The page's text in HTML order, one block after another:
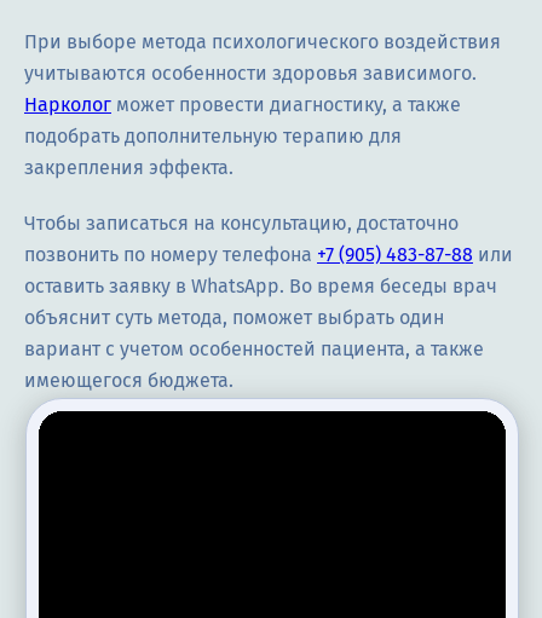
При выборе метода психологического воздействия
учитываются особенности здоровья зависимого.
Нарколог может провести диагностику, а также
подобрать дополнительную терапию для
закрепления эффекта.
Чтобы записаться на консультацию, достаточно
позвонить по номеру телефона +7 (905) 483-87-88 или
оставить заявку в WhatsApp. Во время беседы врач
объяснит суть метода, поможет выбрать один
вариант с учетом особенностей пациента, а также
имеющегося бюджета.